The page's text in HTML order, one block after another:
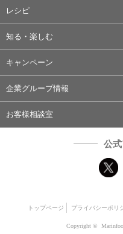
レシピ
知る・楽しむ
キャンペーン
企業グループ情報
お客様相談室
公
トップページ プライバシーポリ
Copyright ©